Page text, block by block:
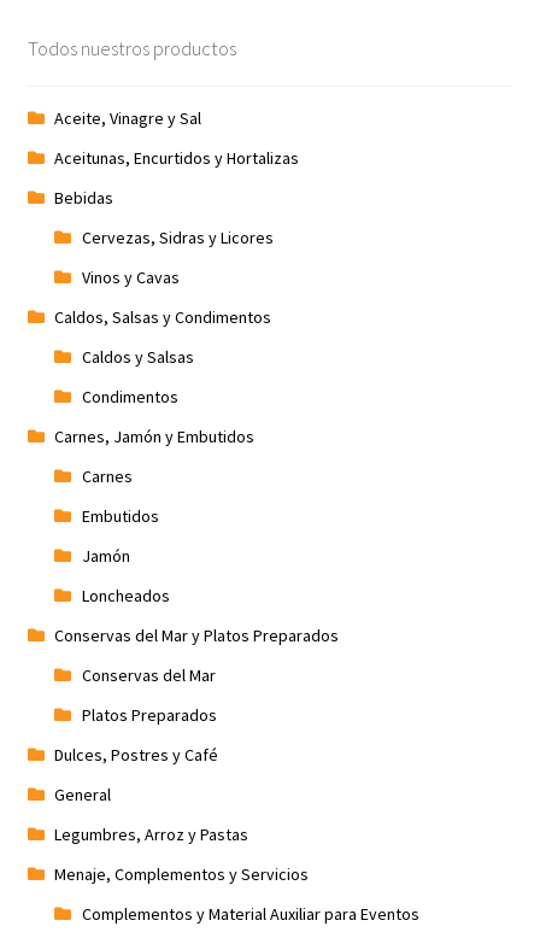
Promociones
Términos y condiciones
Tienda
Todos nuestros productos
Aceite, Vinagre y Sal
Aceitunas, Encurtidos y Hortalizas
Bebidas
Cervezas, Sidras y Licores
Vinos y Cavas
Caldos, Salsas y Condimentos
Caldos y Salsas
Condimentos
Carnes, Jamón y Embutidos
Carnes
Embutidos
Jamón
Loncheados
Conservas del Mar y Platos Preparados
Conservas del Mar
Platos Preparados
Dulces, Postres y Café
General
Legumbres, Arroz y Pastas
Menaje, Complementos y Servicios
Complementos y Material Auxiliar para Eventos